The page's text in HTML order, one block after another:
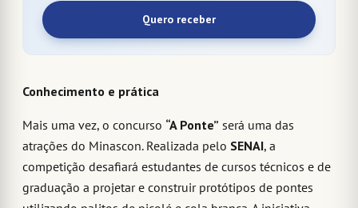
Quero receber
Conhecimento e prática
Mais uma vez, o concurso “A Ponte” será uma das
atrações do Minascon. Realizada pelo SENAI, a
competição desafiará estudantes de cursos técnicos e de
graduação a projetar e construir protótipos de pontes